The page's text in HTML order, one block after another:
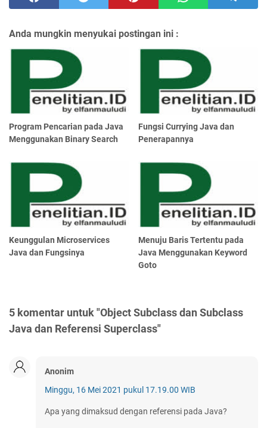
Anda mungkin menyukai postingan ini :
Program Pencarian pada Java
Menggunakan Binary Search
Fungsi Currying Java dan
Penerapannya
Keunggulan Microservices
Java dan Fungsinya
Menuju Baris Tertentu pada
Java Menggunakan Keyword
Goto
5 komentar untuk "Object Subclass dan Subclass
Java dan Referensi Superclass"
Anonim
Minggu, 16 Mei 2021 pukul 17.19.00 WIB
Apa yang dimaksud dengan referensi pada Java?